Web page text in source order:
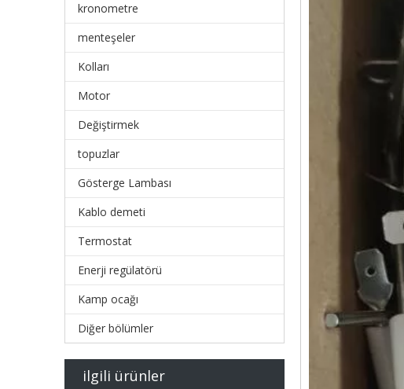
kronometre
menteşeler
Kolları
Motor
Değiştirmek
topuzlar
Gösterge Lambası
Kablo demeti
Termostat
Enerji regülatörü
Kamp ocağı
Diğer bölümler
ilgili ürünler